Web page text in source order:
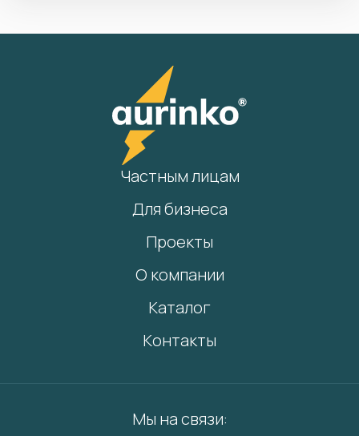
Частным лицам
Для бизнеса
Проекты
О компании
Каталог
Контакты
Мы на связи: